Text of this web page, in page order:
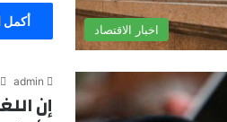
اخبار الاقتصاد
أكمل
admin
إن